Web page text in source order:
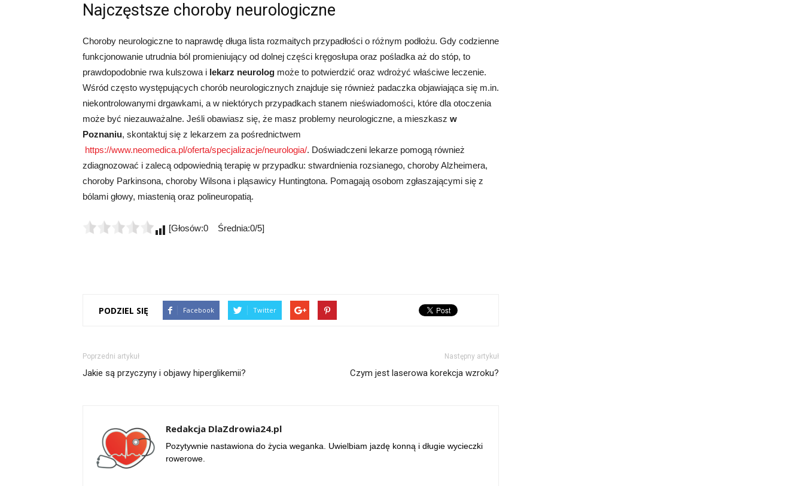
Najczęstsze choroby neurologiczne
Choroby neurologiczne to naprawdę długa lista rozmaitych przypadłości o różnym podłożu. Gdy codzienne
funkcjonowanie utrudnia ból promieniujący od dolnej części kręgosłupa oraz pośladka aż do stóp, to
prawdopodobnie rwa kulszowa i lekarz neurolog może to potwierdzić oraz wdrożyć właściwe leczenie.
Wśród często występujących chorób neurologicznych znajduje się również padaczka objawiająca się m.in.
niekontrolowanymi drgawkami, a w niektórych przypadkach stanem nieświadomości, które dla otoczenia
może być niezauważalne. Jeśli obawiasz się, że masz problemy neurologiczne, a mieszkasz w
Poznaniu, skontaktuj się z lekarzem za pośrednictwem
https://www.neomedica.pl/oferta/specjalizacje/neurologia/. Doświadczeni lekarze pomogą również
zdiagnozować i zalecą odpowiednią terapię w przypadku: stwardnienia rozsianego, choroby Alzheimera,
choroby Parkinsona, choroby Wilsona i pląsawicy Huntingtona. Pomagają osobom zgłaszającymi się z
bólami głowy, miastenią oraz polineuropatią.
[Głosów:0 Średnia:0/5]
PODZIEL SIĘ Facebook Twitter
Poprzedni artykuł
Jakie są przyczyny i objawy hiperglikemii?
Następny artykuł
Czym jest laserowa korekcja wzroku?
Redakcja DlaZdrowia24.pl
Pozytywnie nastawiona do życia weganka. Uwielbiam jazdę konną i długie wycieczki
rowerowe.